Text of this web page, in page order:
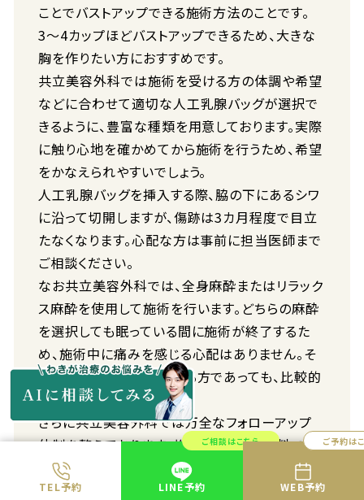
TEL予約
ご相談はこちら
LINE予約
ご予約は
WEB予約
ことでバストアップできる施術方法のことです。
3〜4カップほどバストアップできるため、大きな
胸を作りたい方におすすめです。
共立美容外科では施術を受ける方の体調や希望
などに合わせて適切な人工乳腺バッグが選択で
きるように、豊富な種類を用意しております。実際
に触り心地を確かめてから施術を行うため、希望
をかなえられやすいでしょう。
人工乳腺バッグを挿入する際、脇の下にあるシワ
に沿って切開しますが、傷跡は3カ月程度で目立
たなくなります。心配な方は事前に担当医師まで
ご相談ください。
なお共立美容外科では、全身麻酔またはリラック
ス麻酔を使用して施術を行います。どちらの麻酔
を選択しても眠っている間に施術が終了するた
め、施術中に痛みを感じる心配はありません。そ
のため痛みに不安を感じる方であっても、比較的
受けやすいでしょう。
さらに共立美容外科では万全なフォローアップ
体制を整えております。施術後1年間は無料で検
診を受けられるため、何か心配なことが起きても
安心です。